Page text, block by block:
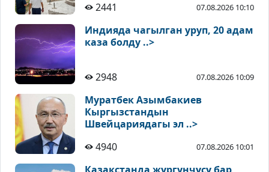
2441
07.08.2026 10:10
Индияда чагылган уруп, 20 адам
каза болду ..>
2948 07.08.2026 10:09
Муратбек Азымбакиев
Кыргызстандын
Швейцариядагы эл ..>
4940
07.08.2026 10:01